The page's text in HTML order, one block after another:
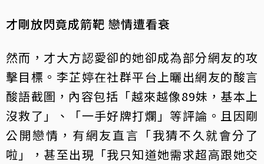
才剛放閃竟成箭靶 戀情遭看衰
然而，才大方認愛卻的她卻成為部分網友的攻
擊目標。李芷婷在社群平台上曬出網友的酸言
酸語截圖，內容包括「越來越像89妹，基本上
沒救了」、「一手好牌打爛」等評論。且因剛
公開戀情，有網友直言「我猜不久就會分了
啦」，甚至出現「我只知道她需求超高跟她交